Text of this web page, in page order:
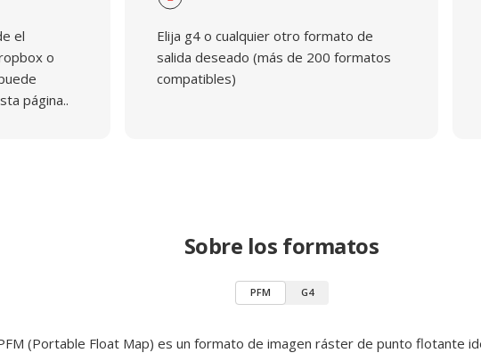
el
o
página..
Elija g4 o cualquier otro formato de
salida deseado (más de 200 formatos
compatibles)
Sobre los formatos
PFM G4
(Portable Float Map) es un formato de imagen ráster de punto flotante